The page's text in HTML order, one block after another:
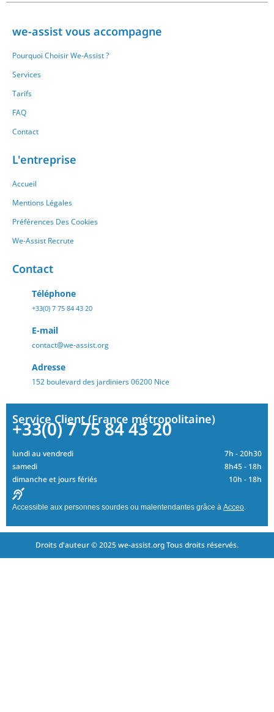
we-assist vous accompagne
Pourquoi Choisir We-Assist ?
Services
Tarifs
FAQ
Contact
L'entreprise
Accueil
Mentions Légales
Préférences Des Cookies
We-Assist Recrute
Contact
Téléphone
+33(0) 7 75 84 43 20
E-mail
contact@we-assist.org
Adresse
152 boulevard des jardiniers 06200 Nice
Service Client (France métropolitaine)
+33(0) 7 75 84 43 20
lundi au vendredi
7h - 20h30
samedi
8h45 - 18h
dimanche et jours fériés
10h - 18h
Accessible aux personnes sourdes ou malentendantes grâce à Acceo.
Droits d'auteur © 2025 we-assist.org Tous droits réservés.